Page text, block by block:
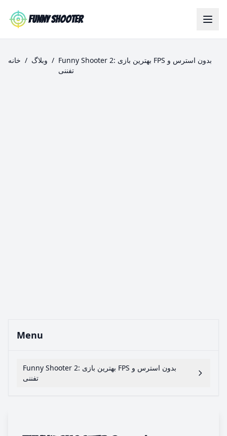
Funny Shooter
خانه / وبلاگ / Funny Shooter 2: بهترین بازی FPS بدون استرس و
تفننی
Menu
Funny Shooter 2: بهترین بازی FPS بدون استرس و
تفننی